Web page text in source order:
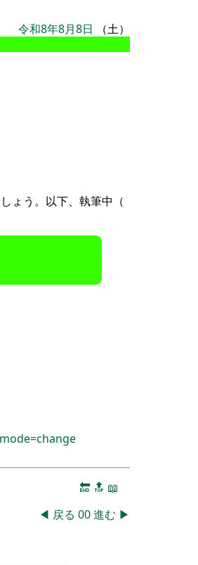
令和8年8月8日 （土）
ょう。以下、執筆中（
🔚 🔝 📖
◀ 戻る 00進む ▶